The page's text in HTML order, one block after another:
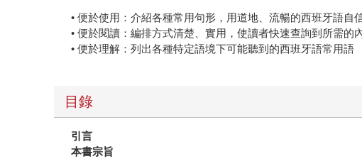
• 便於使用：介紹各種常用句形，用道地、流暢的西班牙語自
• 便於閱讀：編排方式清楚、實用，使讀者快速查詢到所需的
• 便於理解：列出各種特定語境下可能聽到的西班牙語常用語
目錄
引言
本書宗旨